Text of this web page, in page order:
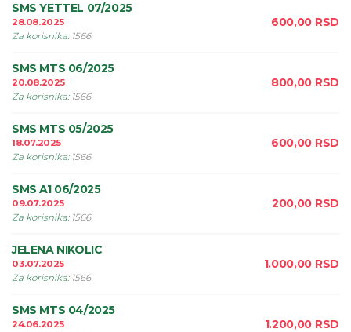
SMS YETTEL 07/2025
28.08.2025
Za korisnika: 1566
600,00 RSD
SMS MTS 06/2025
20.08.2025
Za korisnika: 1566
800,00 RSD
SMS MTS 05/2025
18.07.2025
Za korisnika: 1566
600,00 RSD
SMS A1 06/2025
09.07.2025
Za korisnika: 1566
200,00 RSD
JELENA NIKOLIC
03.07.2025
Za korisnika: 1566
1.000,00 RSD
SMS MTS 04/2025
24.06.2025
1.200,00 RSD